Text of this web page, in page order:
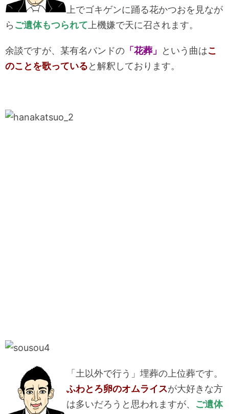
上でゴキゲンに踊る花かつおを見なが
ら ご遺体もつられて 上機嫌で天に召されます。
余談ですが、某有名バンドの 「花葬」 という曲はこ
のことを歌っていると解釈しております。
「土以外で行う」埋葬の上位葬です。
ふわとろ卵のオムライスが大好きな方
は多いだろうと思われますが、 ご遺体